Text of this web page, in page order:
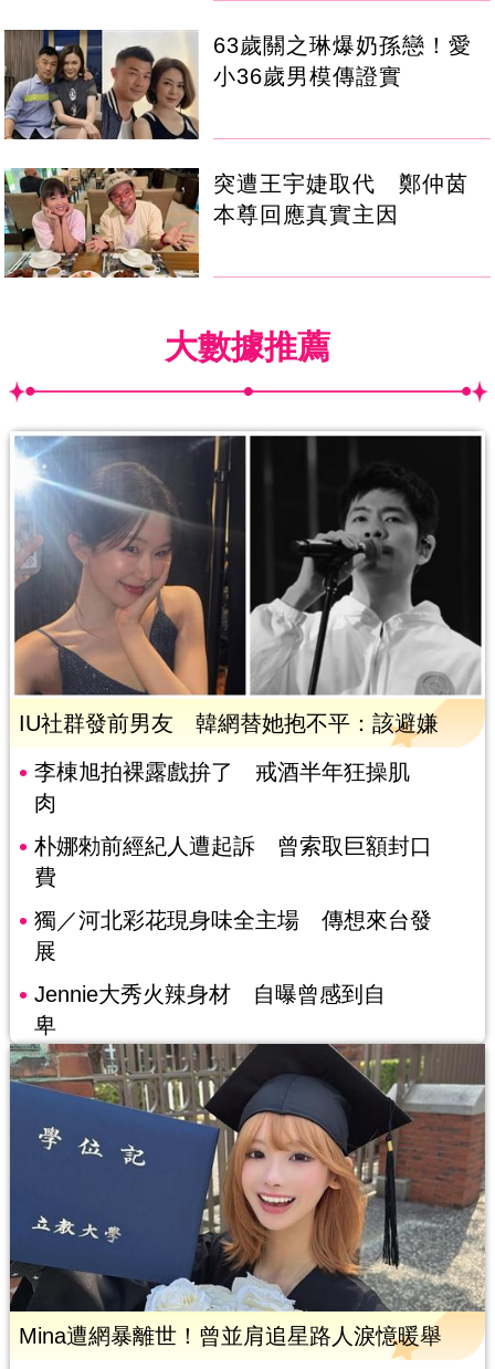
63歲關之琳爆奶孫戀！愛
小36歲男模傳證實
突遭王宇婕取代 鄭仲茵
本尊回應真實主因
大數據推薦
IU社群發前男友 韓網替她抱不平：該避嫌
李棟旭拍裸露戲拚了 戒酒半年狂操肌
肉
朴娜勑前經紀人遭起訴 曾索取巨額封口
費
獨／河北彩花現身味全主場 傳想來台發
展
Jennie大秀火辣身材 自曝曾感到自
卑
Mina遭網暴離世！曾並肩追星路人淚憶暖舉